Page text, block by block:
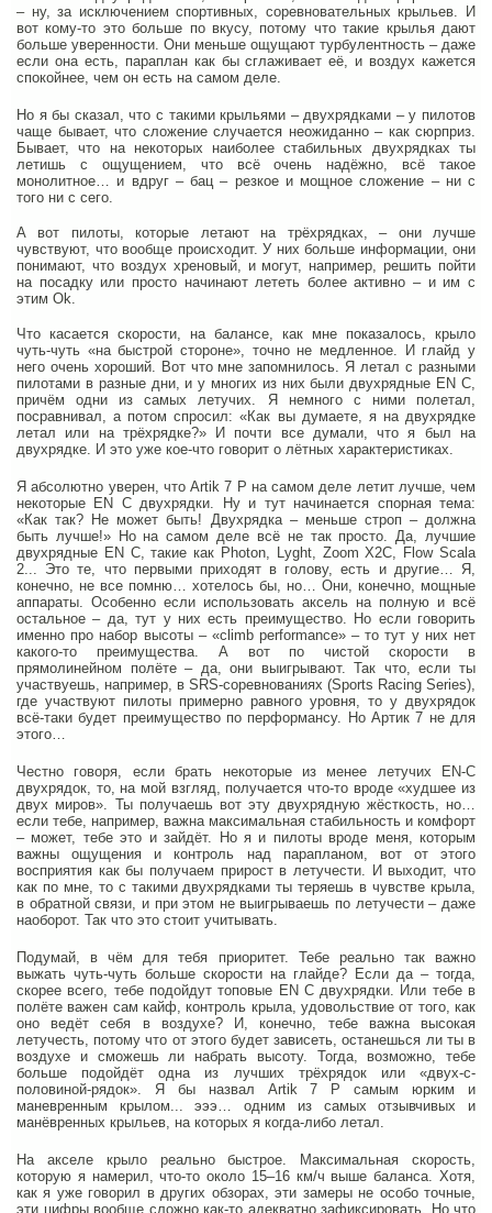
– ну, за исключением спортивных, соревновательных крыльев. И
вот кому-то это больше по вкусу, потому что такие крылья дают
больше уверенности. Они меньше ощущают турбулентность – даже
если она есть, параплан как бы сглаживает её, и воздух кажется
спокойнее, чем он есть на самом деле.
Но я бы сказал, что с такими крыльями – двухрядками – у пилотов
чаще бывает, что сложение случается неожиданно – как сюрприз.
Бывает, что на некоторых наиболее стабильных двухрядках ты
летишь с ощущением, что всё очень надёжно, всё такое
монолитное… и вдруг – бац – резкое и мощное сложение – ни с
того ни с сего.
А вот пилоты, которые летают на трёхрядках, – они лучше
чувствуют, что вообще происходит. У них больше информации, они
понимают, что воздух хреновый, и могут, например, решить пойти
на посадку или просто начинают лететь более активно – и им с
этим Ok.
Что касается скорости, на балансе, как мне показалось, крыло
чуть-чуть «на быстрой стороне», точно не медленное. И глайд у
него очень хороший. Вот что мне запомнилось. Я летал с разными
пилотами в разные дни, и у многих из них были двухрядные EN C,
причём одни из самых летучих. Я немного с ними полетал,
посравнивал, а потом спросил: «Как вы думаете, я на двухрядке
летал или на трёхрядке?» И почти все думали, что я был на
двухрядке. И это уже кое-что говорит о лётных характеристиках.
Я абсолютно уверен, что Artik 7 P на самом деле летит лучше, чем
некоторые EN C двухрядки. Ну и тут начинается спорная тема:
«Как так? Не может быть! Двухрядка – меньше строп – должна
быть лучше!» Но на самом деле всё не так просто. Да, лучшие
двухрядные EN C, такие как Photon, Lyght, Zoom X2C, Flow Scala
2... Это те, что первыми приходят в голову, есть и другие… Я,
конечно, не все помню… хотелось бы, но… Они, конечно, мощные
аппараты. Особенно если использовать аксель на полную и всё
остальное – да, тут у них есть преимущество. Но если говорить
именно про набор высоты – «climb performance» – то тут у них нет
какого-то преимущества. А вот по чистой скорости в
прямолинейном полёте – да, они выигрывают. Так что, если ты
участвуешь, например, в SRS-соревнованиях (Sports Racing Series),
где участвуют пилоты примерно равного уровня, то у двухрядок
всё-таки будет преимущество по перформансу. Но Артик 7 не для
этого…
Честно говоря, если брать некоторые из менее летучих EN-C
двухрядок, то, на мой взгляд, получается что-то вроде «худшее из
двух миров». Ты получаешь вот эту двухрядную жёсткость, но…
если тебе, например, важна максимальная стабильность и комфорт
– может, тебе это и зайдёт. Но я и пилоты вроде меня, которым
важны ощущения и контроль над парапланом, вот от этого
восприятия как бы получаем прирост в летучести. И выходит, что
как по мне, то с такими двухрядками ты теряешь в чувстве крыла,
в обратной связи, и при этом не выигрываешь по летучести – даже
наоборот. Так что это стоит учитывать.
Подумай, в чём для тебя приоритет. Тебе реально так важно
выжать чуть-чуть больше скорости на глайде? Если да – тогда,
скорее всего, тебе подойдут топовые EN C двухрядки. Или тебе в
полёте важен сам кайф, контроль крыла, удовольствие от того, как
оно ведёт себя в воздухе? И, конечно, тебе важна высокая
летучесть, потому что от этого будет зависеть, останешься ли ты в
воздухе и сможешь ли набрать высоту. Тогда, возможно, тебе
больше подойдёт одна из лучших трёхрядок или «двух-с-
половиной-рядок». Я бы назвал Artik 7 P самым юрким и
маневренным крылом... эээ… одним из самых отзывчивых и
манёвренных крыльев, на которых я когда-либо летал.
На акселе крыло реально быстрое. Максимальная скорость,
которую я намерил, что-то около 15–16 км/ч выше баланса. Хотя,
как я уже говорил в других обзорах, эти замеры не особо точные,
эти цифры вообще сложно как-то адекватно зафиксировать. Но что